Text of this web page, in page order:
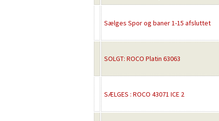
Sælges Spor og baner 1-15 afsluttet
SOLGT: ROCO Platin 63063
SÆLGES : ROCO 43071 ICE 2